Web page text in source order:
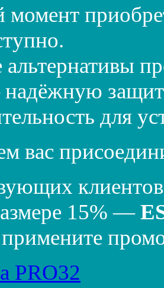
альтернативы
для
вас
15% —
PRO32